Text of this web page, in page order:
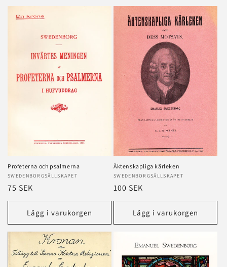
Profeterna och psalmerna
Säljare:
SWEDENBORGSÄLLSKAPET
Ordinarie
pris
75 SEK
Lägg i varukorgen
Äktenskapliga kärleken
Säljare:
SWEDENBORGSÄLLSKAPET
Ordinarie
pris
100 SEK
Lägg i varukorgen